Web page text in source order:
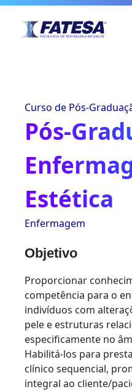
Curso de Pós-
Pós-
Estética
Enfermagem
Objetivo
Proporcionar
competência para o
indivíduos com
pele e estruturas
especificamente no
Habilitá-los para
clínico sequencial,
integral ao cliente/